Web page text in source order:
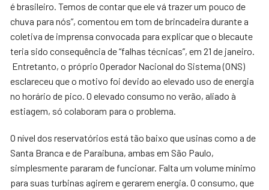
é brasileiro. Temos de contar que ele vá trazer um pouco de
chuva para nós”, comentou em tom de brincadeira durante a
coletiva de imprensa convocada para explicar que o blecaute
teria sido consequência de “falhas técnicas”, em 21 de janeiro.
Entretanto, o próprio Operador Nacional do Sistema (ONS)
esclareceu que o motivo foi devido ao elevado uso de energia
no horário de pico. O elevado consumo no verão, aliado à
estiagem, só colaboram para o problema.
O nível dos reservatórios está tão baixo que usinas como a de
Santa Branca e de Paraibuna, ambas em São Paulo,
simplesmente pararam de funcionar. Falta um volume mínimo
para suas turbinas agirem e gerarem energia. O consumo, que